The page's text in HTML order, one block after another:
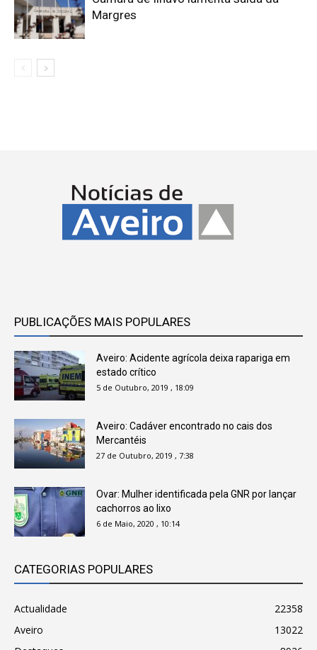
Margres
PUBLICAÇÕES MAIS POPULARES
Aveiro: Acidente agrícola deixa rapariga em
estado crítico
5 de Outubro, 2019 , 18:09
Aveiro: Cadáver encontrado no cais dos
Mercantéis
27 de Outubro, 2019 , 7:38
Ovar: Mulher identificada pela GNR por lançar
cachorros ao lixo
6 de Maio, 2020 , 10:14
CATEGORIAS POPULARES
Actualidade
22358
Aveiro
13022